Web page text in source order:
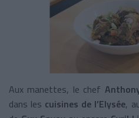
Aux manettes, le chef
dans les cuisines de l’Elysée,